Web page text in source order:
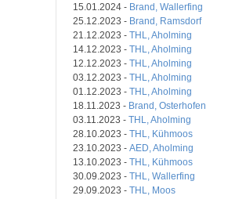
15.01.2024 - Brand, Wallerfing
25.12.2023 - Brand, Ramsdorf
21.12.2023 - THL, Aholming
14.12.2023 - THL, Aholming
12.12.2023 - THL, Aholming
03.12.2023 - THL, Aholming
01.12.2023 - THL, Aholming
18.11.2023 - Brand, Osterhofen
03.11.2023 - THL, Aholming
28.10.2023 - THL, Kühmoos
23.10.2023 - AED, Aholming
13.10.2023 - THL, Kühmoos
30.09.2023 - THL, Wallerfing
29.09.2023 - THL, Moos